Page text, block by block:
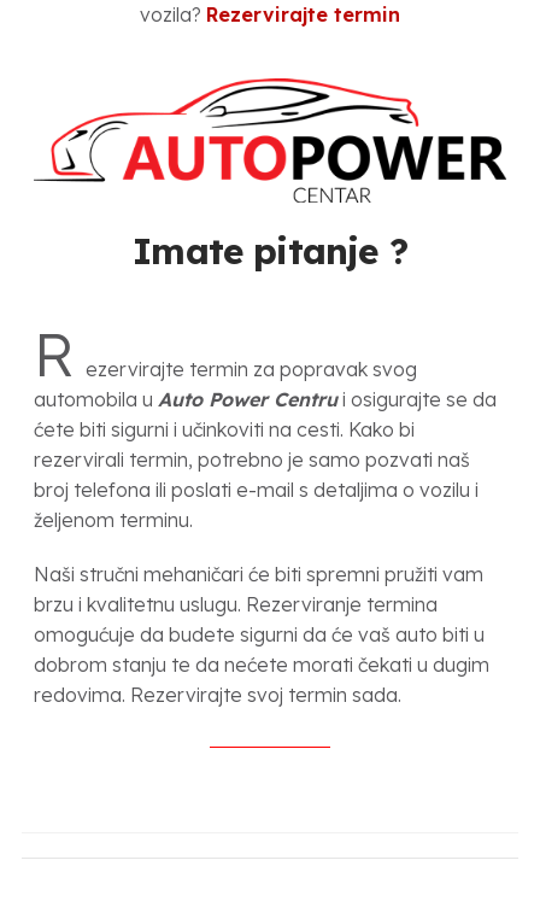
vozila? Rezervirajte termin
Imate pitanje ?
R ezervirajte termin za popravak svog
automobila u Auto Power Centrui osigurajte se da
ćete biti sigurni i učinkoviti na cesti. Kako bi
rezervirali termin, potrebno je samo pozvati naš
broj telefona ili poslati e-mail s detaljima o vozilu i
željenom terminu.
Naši stručni mehaničari će biti spremni pružiti vam
brzu i kvalitetnu uslugu. Rezerviranje termina
omogućuje da budete sigurni da će vaš auto biti u
dobrom stanju te da nećete morati čekati u dugim
redovima. Rezervirajte svoj termin sada.